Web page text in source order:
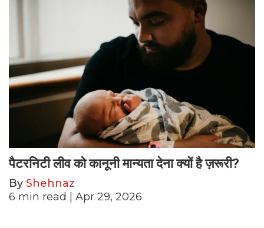
पैटरनिटी लीव को कानूनी मान्यता देना क्यों है ज़रूरी?
By Shehnaz
6 min read | Apr 29, 2026